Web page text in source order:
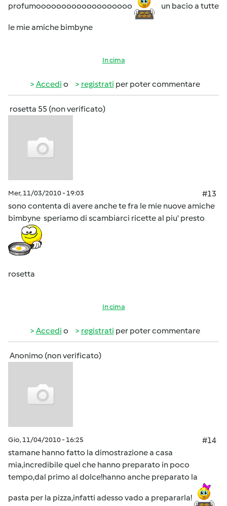
profumooooooooooooooooooo un bacio a tutte
le mie amiche bimbyne
In cima
Accedi o registrati per poter commentare
rosetta 55 (non verificato)
Mer, 11/03/2010 - 19:03
#13
sono contenta di avere anche te fra le mie nuove amiche
bimbyne speriamo di scambiarci ricette al piu' presto
rosetta
In cima
Accedi o registrati per poter commentare
Anonimo (non verificato)
Gio, 11/04/2010 - 16:25
#14
stamane hanno fatto la dimostrazione a casa
mia,incredibile quel che hanno preparato in poco
tempo,dal primo al dolce!hanno anche preparato la
pasta per la pizza,infatti adesso vado a prepararla!